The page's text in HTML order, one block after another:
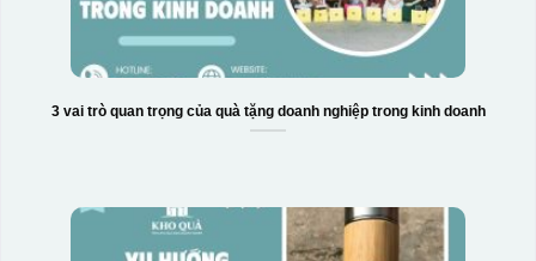
3 vai trò quan trọng của quà tặng doanh nghiệp trong kinh doanh